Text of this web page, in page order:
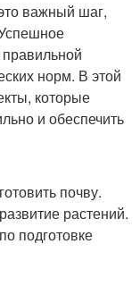
важный шаг,
норм. В этой
которые
и обеспечить
почву.
растений.
подготовке